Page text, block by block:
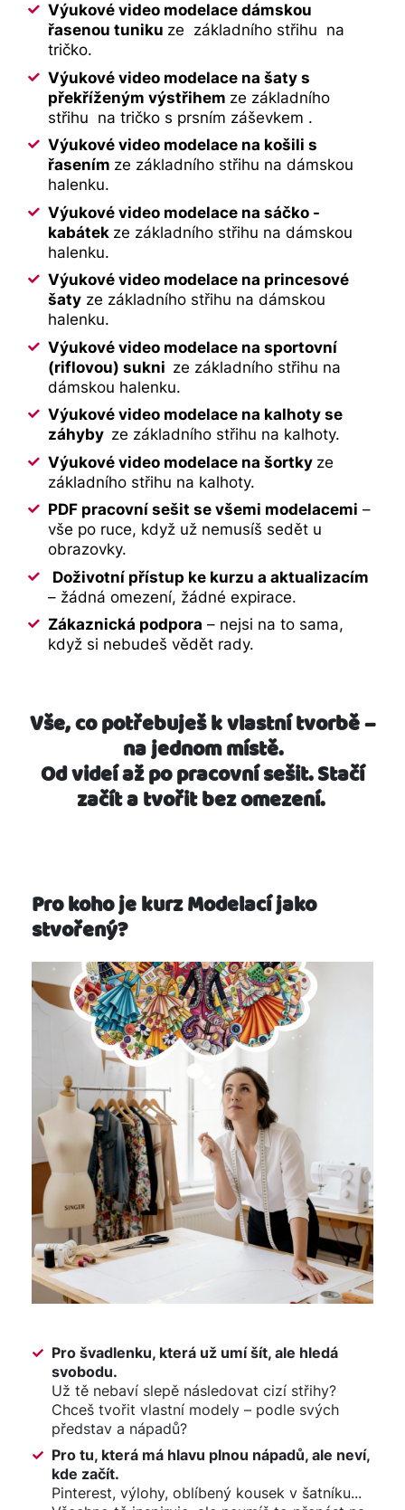
Výukové video modelace dámskou
řasenou tuniku ze základního střihu na
tričko.
Výukové video modelace na šaty s
překříženým výstřihem ze základního
střihu na tričko s prsním záševkem .
Výukové video modelace na košili s
řasením ze základního střihu na dámskou
halenku.
Výukové video modelace na sáčko -
kabátek ze základního střihu na dámskou
halenku.
Výukové video modelace na princesové
šaty ze základního střihu na dámskou
halenku.
Výukové video modelace na sportovní
(riflovou) sukni ze základního střihu na
dámskou halenku.
Výukové video modelace na kalhoty se
záhyby ze základního střihu na kalhoty.
Výukové video modelace na šortky ze
základního střihu na kalhoty.
PDF pracovní sešit se všemi modelacemi –
vše po ruce, když už nemusíš sedět u
obrazovky.
Doživotní přístup ke kurzu a aktualizacím
– žádná omezení, žádné expirace.
Zákaznická podpora – nejsi na to sama,
když si nebudeš vědět rady.
Vše, co potřebuješ k vlastní tvorbě –
na jednom místě.
Od videí až po pracovní sešit. Stačí
začít a tvořit bez omezení.
Pro koho je kurz Modelací jako
stvořený?
Pro švadlenku, která už umí šít, ale hledá
svobodu.
Už tě nebaví slepě následovat cizí střihy?
Chceš tvořit vlastní modely – podle svých
představ a nápadů?
Pro tu, která má hlavu plnou nápadů, ale neví,
kde začít.
Pinterest, výlohy, oblíbený kousek v šatníku...